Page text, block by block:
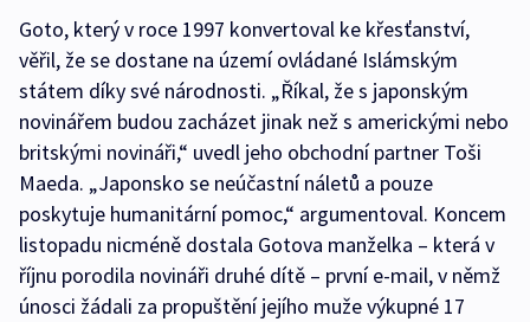
Goto, který v roce 1997 konvertoval ke křesťanství,
věřil, že se dostane na území ovládané Islámským
státem díky své národnosti. „Říkal, že s japonským
novinářem budou zacházet jinak než s americkými nebo
britskými novináři,“ uvedl jeho obchodní partner Toši
Maeda. „Japonsko se neúčastní náletů a pouze
poskytuje humanitární pomoc,“ argumentoval. Koncem
listopadu nicméně dostala Gotova manželka – která v
říjnu porodila novináři druhé dítě – první e-mail, v němž
únosci žádali za propuštění jejího muže výkupné 17